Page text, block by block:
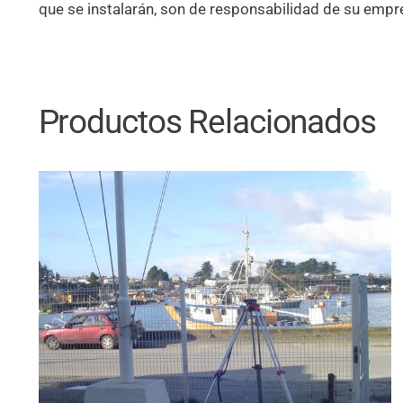
que se instalarán, son de responsabilidad de su
Productos Relacionados